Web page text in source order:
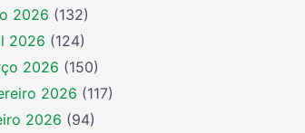
2026 (132)
2026 (124)
2026 (150)
2026 (117)
2026 (94)